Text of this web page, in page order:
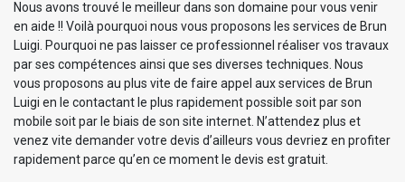
Nous avons trouvé le meilleur dans son domaine pour vous venir
en aide !! Voilà pourquoi nous vous proposons les services de Brun
Luigi. Pourquoi ne pas laisser ce professionnel réaliser vos travaux
par ses compétences ainsi que ses diverses techniques. Nous
vous proposons au plus vite de faire appel aux services de Brun
Luigi en le contactant le plus rapidement possible soit par son
mobile soit par le biais de son site internet. N’attendez plus et
venez vite demander votre devis d’ailleurs vous devriez en profiter
rapidement parce qu’en ce moment le devis est gratuit.